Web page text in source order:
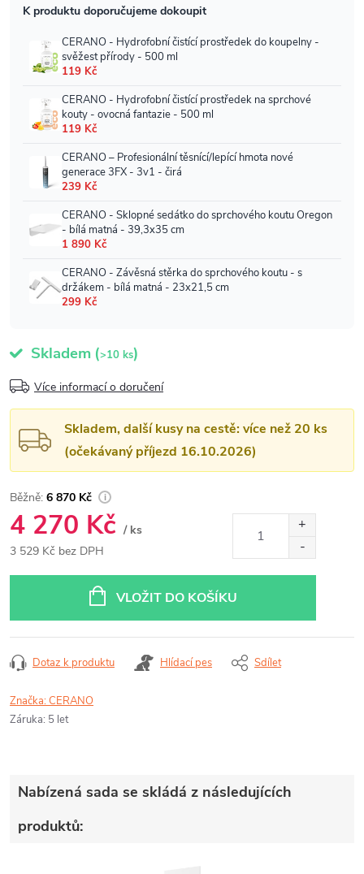
Skladem (>10 ks)
Více informací o doručení
Skladem, další kusy na cestě: více než 20 ks
(očekávaný příjezd 16.10.2026)
6 870 Kč
4 270 Kč / ks
3 529 Kč bez DPH
VLOŽIT DO KOŠÍKU
Dotaz k produktu Hlídací pes Sdílet
Značka:CERANO
Záruka: 5 let
Nabízená sada se skládá z následujících
produktů: